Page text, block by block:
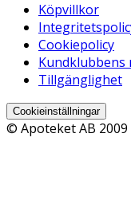
Köpvillkor
Cookiepolicy
Kundklubbens
Tillgänglighet
Cookieinställningar
© Apoteket AB 2009